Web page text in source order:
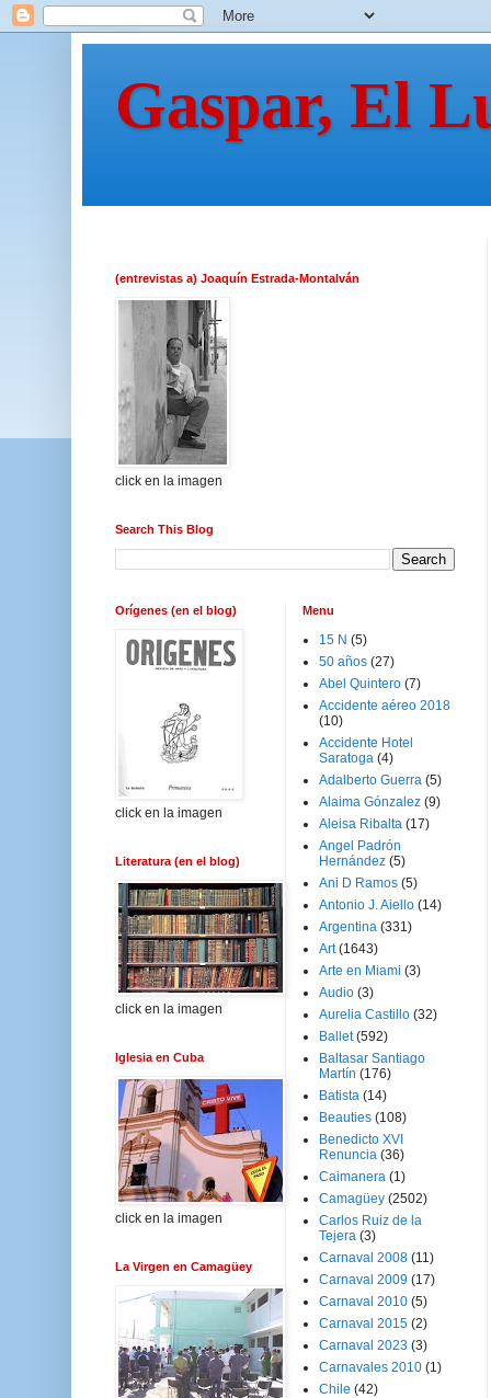
Gaspar, El
(entrevistas a) Joaquín Estrada-Montalván
click en la imagen
Search This Blog
Orígenes (en el blog)
click en la imagen
Literatura (en el blog)
click en la imagen
Iglesia en Cuba
click en la imagen
La Virgen en Camagüey
Menu
15 N (5)
50 años (27)
Abel Quintero (7)
Accidente aéreo 2018
(10)
Accidente Hotel
Saratoga (4)
Adalberto Guerra (5)
Alaima Gónzalez (9)
Aleisa Ribalta (17)
Angel Padrón
Hernández (5)
Ani D Ramos (5)
Antonio J. Aiello (14)
Argentina (331)
Art (1643)
Arte en Miami (3)
Audio (3)
Aurelia Castillo (32)
Ballet (592)
Baltasar Santiago
Martín (176)
Batista (14)
Beauties (108)
Benedicto XVI
Renuncia (36)
Caimanera (1)
Camagüey (2502)
Carlos Ruiz de la
Tejera (3)
Carnaval 2008 (11)
Carnaval 2009 (17)
Carnaval 2010 (5)
Carnaval 2015 (2)
Carnaval 2023 (3)
Carnavales 2010 (1)
Chile (42)